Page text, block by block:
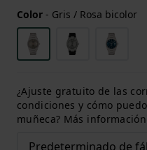
Color - Gris / Rosa bicolor
¿Ajuste gratuito de las
condiciones y cómo
muñeca? Más